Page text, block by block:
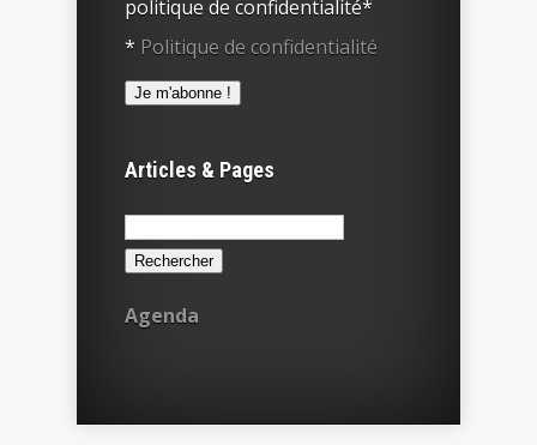
politique de confidentialité*
* Politique de confidentialité
Articles & Pages
Rechercher :
Agenda